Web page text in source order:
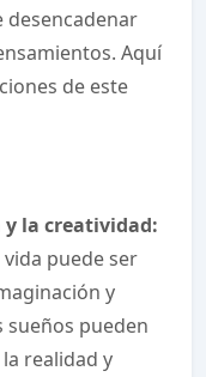
desencadenar
Aquí
de este
la creatividad:
puede ser
y
sueños pueden
realidad y